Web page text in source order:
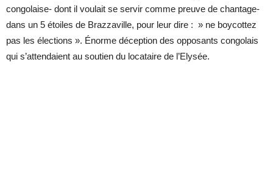
congolaise- dont il voulait se servir comme preuve de chantage-
dans un 5 étoiles de Brazzaville, pour leur dire : » ne boycottez
pas les élections ». Énorme déception des opposants congolais
qui s’attendaient au soutien du locataire de l’Elysée.